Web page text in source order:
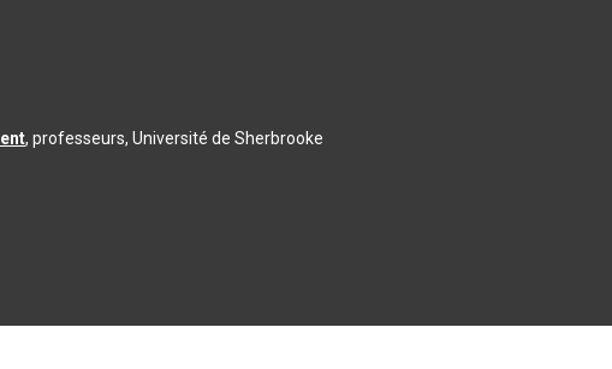
, professeurs, Université de Sherbrooke